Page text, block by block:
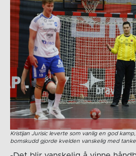
Kristijan Jurisic leverte som vanlig en god
bomskudd gjorde kvelden vanskelig med